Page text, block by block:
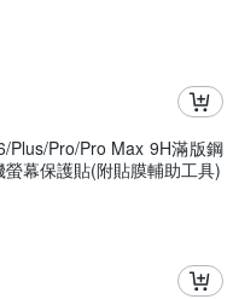
Plus/Pro/Pro Max 9H滿版鋼
幕保護貼(附貼膜輔助工具)